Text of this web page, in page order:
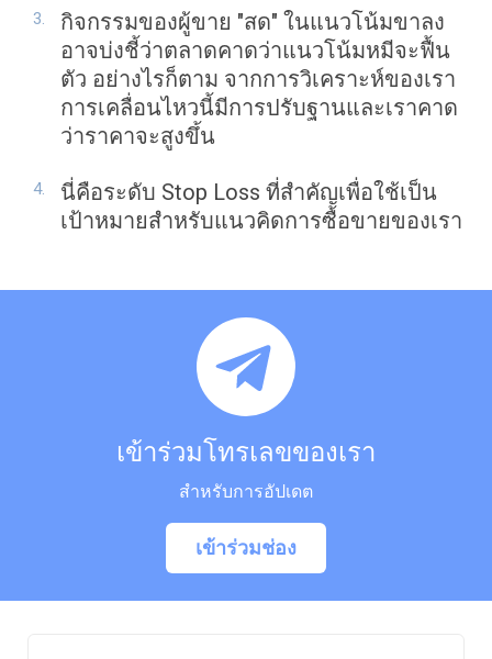
กิจกรรมของผู้ขาย "สด" ในแนวโน้มขาลง
อาจบ่งชี้ว่าตลาดคาดว่าแนวโน้มหมีจะฟื้น
ตัว อย่างไรก็ตาม จากการวิเคราะห์ของเรา
การเคลื่อนไหวนี้มีการปรับฐานและเราคาด
ว่าราคาจะสูงขึ้น
นี่คือระดับ Stop Loss ที่สำคัญเพื่อใช้เป็น
เป้าหมายสำหรับแนวคิดการซื้อขายของเรา
เข้าร่วมโทรเลขของเรา
สำหรับการอัปเดต
เข้าร่วมช่อง